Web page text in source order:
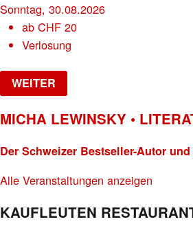
Sonntag, 30.08.2026
abCHF 20
Verlosung
WEITER
MICHA LEWINSKY •
Der Schweizer Bestseller-Autor
Alle Veranstaltungen anzeigen
KAUFLEUTEN